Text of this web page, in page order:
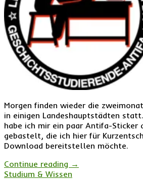
Morgen finden wieder die
in einigen Landeshauptstädten
habe ich mir ein paar Antifa-Sticker
gebastelt, die ich hier für
Download bereitstellen möchte.
Continue reading →
Studium & Wissen